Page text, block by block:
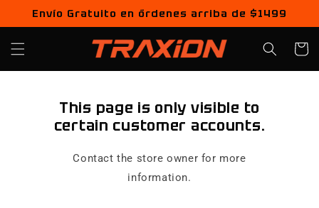
directamente
al contenido
Envío Gratuito en órdenes arriba de $1499
Carrito
This page is only visible to
certain customer accounts.
Contact the store owner for more
information.